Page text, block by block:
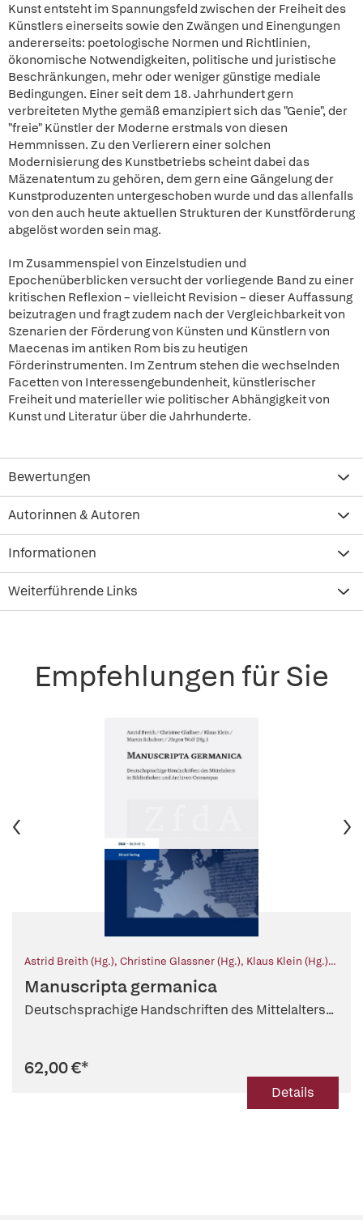
Kunst entsteht im Spannungsfeld zwischen der Freiheit des
Künstlers einerseits sowie den Zwängen und Einengungen
andererseits: poetologische Normen und Richtlinien,
ökonomische Notwendigkeiten, politische und juristische
Beschränkungen, mehr oder weniger günstige mediale
Bedingungen. Einer seit dem 18. Jahrhundert gern
verbreiteten Mythe gemäß emanzipiert sich das "Genie", der
"freie" Künstler der Moderne erstmals von diesen
Hemmnissen. Zu den Verlierern einer solchen
Modernisierung des Kunstbetriebs scheint dabei das
Mäzenatentum zu gehören, dem gern eine Gängelung der
Kunstproduzenten untergeschoben wurde und das allenfalls
von den auch heute aktuellen Strukturen der Kunstförderung
abgelöst worden sein mag.
Im Zusammenspiel von Einzelstudien und
Epochenüberblicken versucht der vorliegende Band zu einer
kritischen Reflexion – vielleicht Revision – dieser Auffassung
beizutragen und fragt zudem nach der Vergleichbarkeit von
Szenarien der Förderung von Künsten und Künstlern von
Maecenas im antiken Rom bis zu heutigen
Förderinstrumenten. Im Zentrum stehen die wechselnden
Facetten von Interessengebundenheit, künstlerischer
Freiheit und materieller wie politischer Abhängigkeit von
Kunst und Literatur über die Jahrhunderte.
Bewertungen
Autorinnen & Autoren
Informationen
Weiterführende Links
Empfehlungen für Sie
Astrid Breith (Hg.), Christine Glassner (Hg.), Klaus Klein (Hg.),
Manuscripta germanica
Deutschsprachige Handschriften des Mittelalters...
62,00 €*
Details